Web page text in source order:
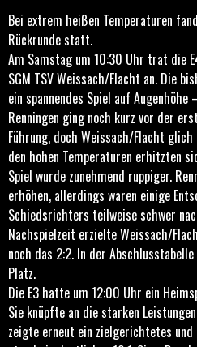
Bei extrem heißen Temperaturen
Rückrunde statt.
Am Samstag um 10:30 Uhr trat die
SGM TSV Weissach/Flacht an. Die
ein spannendes Spiel auf Augenhöhe
Renningen ging noch kurz vor der
Führung, doch Weissach/Flacht glich
den hohen Temperaturen erhitzten
Spiel wurde zunehmend ruppiger.
erhöhen, allerdings waren einige
Schiedsrichters teilweise schwer
Nachspielzeit erzielte Weissach/
noch das 2:2. In der
Platz.
Die E3 hatte um 12:00 Uhr ein
Sie knüpfte an die starken
zeigte erneut ein zielgerichtetes und